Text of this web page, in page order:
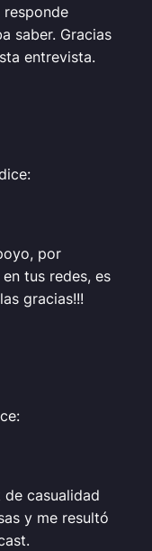
responde
saber. Gracias
entrevista.
por
tus redes, es
gracias!!!
casualidad
y me resultó